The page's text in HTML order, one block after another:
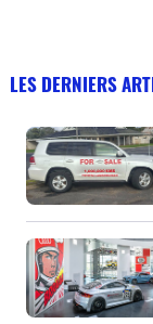
LES DERNIERS